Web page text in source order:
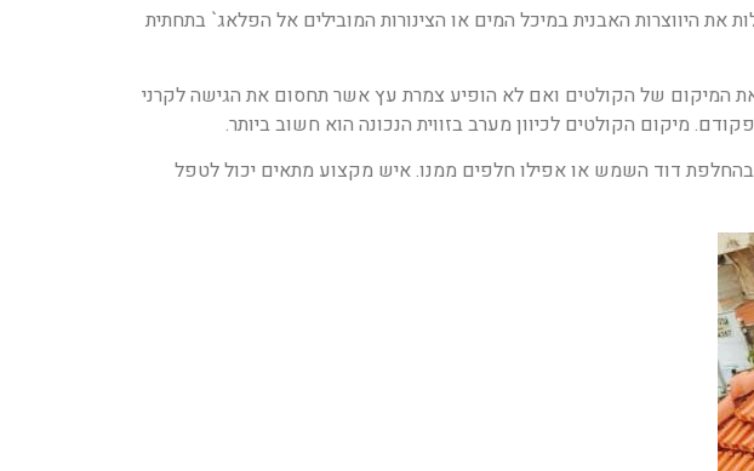
היווצרות האבנית במיכל המים או הצינורות המובילים אל הפלאג` בתחתית
המיקום של הקולטים ואם לא הופיע צמרת עץ אשר תחסום את הגישה לקרני
מיקום הקולטים לכיוון מערב בזווית הנכונה הוא חשוב ביותר.
דוד השמש או אפילו חלפים ממנו. איש מקצוע מתאים יכול לטפל